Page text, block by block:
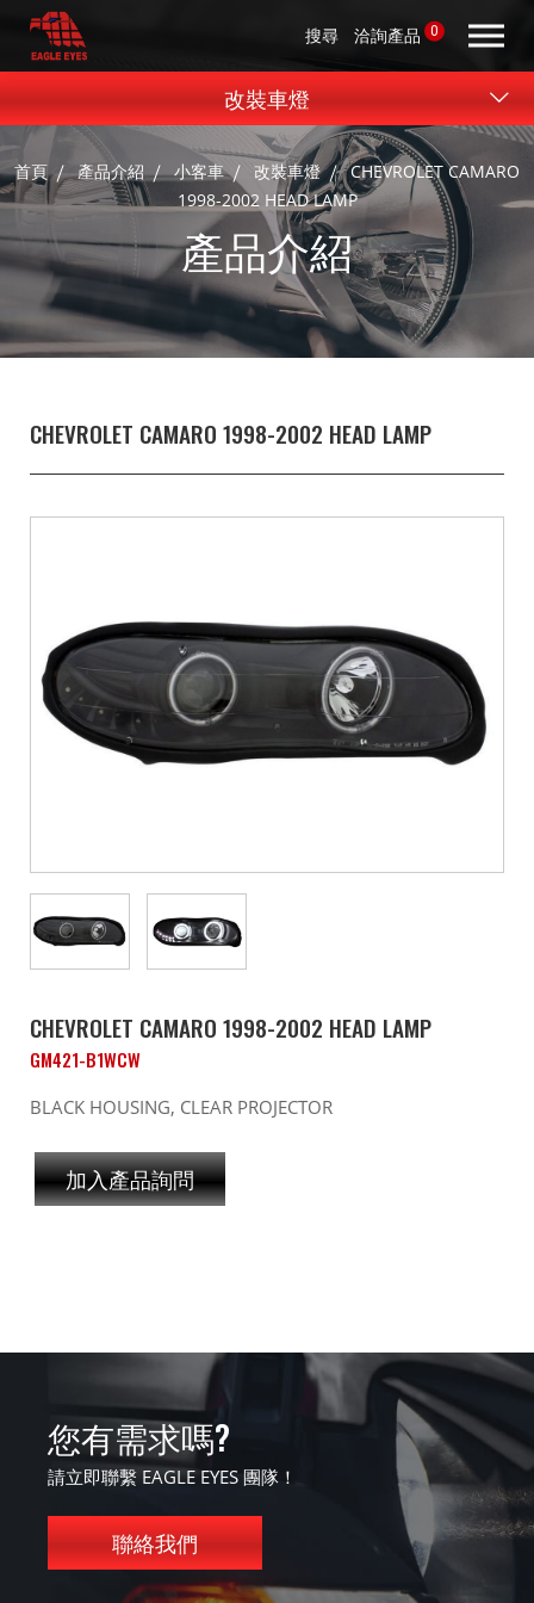
搜尋 洽詢產品 0
首頁 產品介紹 小客車 改裝車燈
CHEVROLET CAMARO
1998-2002 HEAD LAMP
產品介紹
改裝車燈
CHEVROLET CAMARO 1998-2002 HEAD LAMP
CHEVROLET CAMARO 1998-2002 HEAD LAMP
GM421-B1WCW
BLACK HOUSING, CLEAR PROJECTOR
加入產品詢問
您有需求嗎?
請立即聯繫 EAGLE EYES 團隊！
聯絡我們